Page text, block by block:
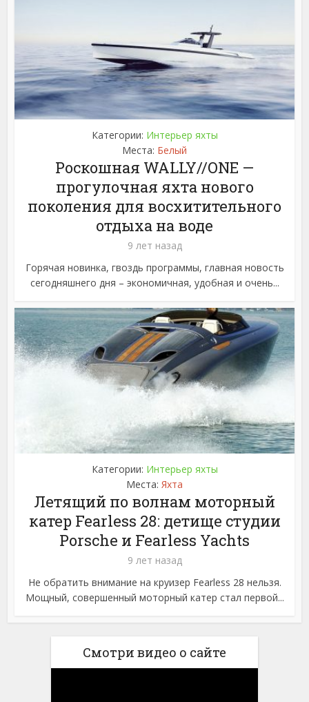
Категории: Интерьер яхты
Места: Белый
Роскошная WALLY//ONE —
прогулочная яхта нового
поколения для восхитительного
отдыха на воде
9 лет назад
Горячая новинка, гвоздь программы, главная новость
сегодняшнего дня – экономичная, удобная и очень...
Категории: Интерьер яхты
Места: Яхта
Летящий по волнам моторный
катер Fearless 28: детище студии
Porsche и Fearless Yachts
9 лет назад
Не обратить внимание на круизер Fearless 28 нельзя.
Мощный, совершенный моторный катер стал первой...
Смотри видео о сайте